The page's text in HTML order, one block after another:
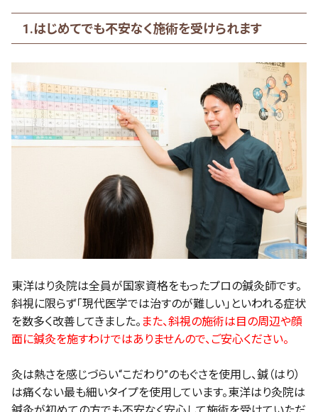
1.はじめてでも不安なく施術を受けられます
東洋はり灸院は全員が国家資格をもったプロの鍼灸師です。
斜視に限らず「現代医学では治すのが難しい」といわれる症状
を数多く改善してきました。 また、斜視の施術は目の周辺や顔
面に鍼灸を施すわけではありませんので、ご安心ください。
灸は熱さを感じづらい“こだわり”のもぐさを使用し、鍼（はり）
は痛くない最も細いタイプを使用しています。東洋はり灸院は